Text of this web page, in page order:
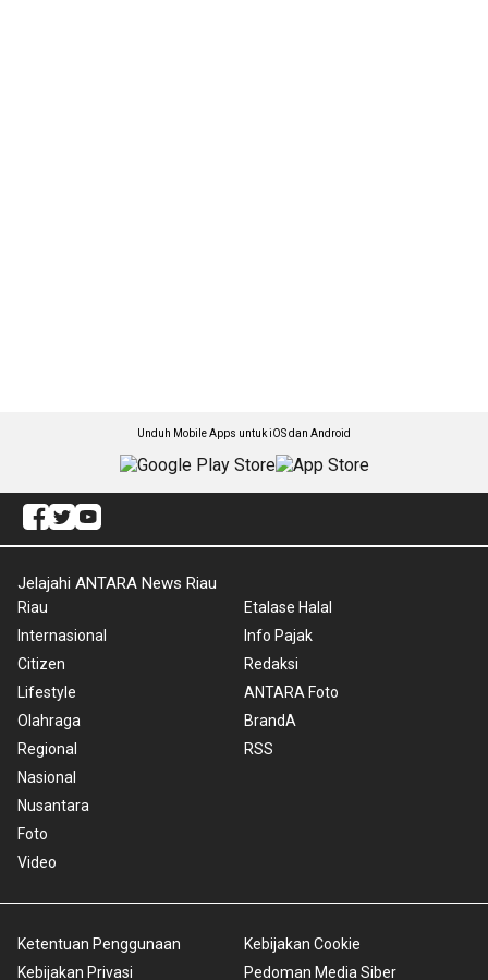
Unduh Mobile Apps untuk iOS dan Android
Jelajahi ANTARA News Riau
Riau
Internasional
Citizen
Lifestyle
Olahraga
Regional
Nasional
Nusantara
Foto
Video
Etalase Halal
Info Pajak
Redaksi
ANTARA Foto
BrandA
RSS
Ketentuan Penggunaan
Kebijakan Privasi
Kebijakan Cookie
Pedoman Media Siber